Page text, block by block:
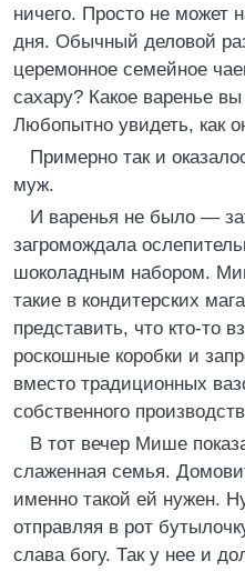
ничего. Просто не может
дня. Обычный деловой
церемонное семейное
сахару? Какое варенье
Любопытно увидеть, как
Примерно так и
муж.
И варенья не было —
загромождала
шоколадным набором.
такие в кондитерских
представить, что кто-то
роскошные коробки и
вместо традиционных
собственного
В тот вечер Мише
слаженная семья.
именно такой ей нужен.
отправляя в рот
слава богу. Так у нее и